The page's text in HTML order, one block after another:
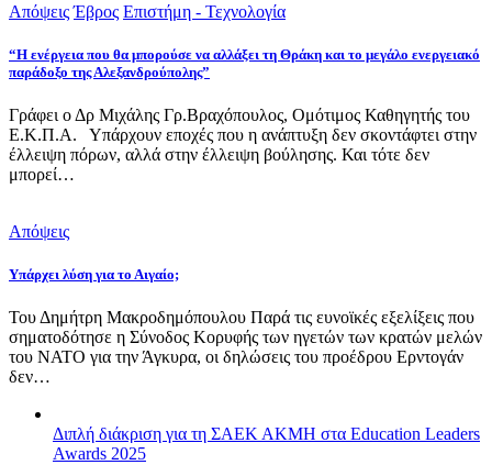
Απόψεις Έβρος Επιστήμη - Τεχνολογία
“Η ενέργεια που θα μπορούσε να αλλάξει τη Θράκη και το μεγάλο ενεργειακό
παράδοξο της Αλεξανδρούπολης”
Γράφει ο Δρ Μιχάλης Γρ.Βραχόπουλος, Ομότιμος Καθηγητής του
Ε.Κ.Π.Α. Υπάρχουν εποχές που η ανάπτυξη δεν σκοντάφτει στην
έλλειψη πόρων, αλλά στην έλλειψη βούλησης. Και τότε δεν
μπορεί…
Απόψεις
Υπάρχει λύση για το Αιγαίο;
Του Δημήτρη Μακροδημόπουλου Παρά τις ευνοϊκές εξελίξεις που
σηματοδότησε η Σύνοδος Κορυφής των ηγετών των κρατών μελών
του ΝΑΤΟ για την Άγκυρα, οι δηλώσεις του προέδρου Ερντογάν
δεν…
Διπλή διάκριση για τη ΣΑΕΚ ΑΚΜΗ στα Education Leaders
Awards 2025